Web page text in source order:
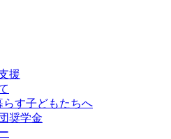
援
す子どもたちへ
奨学金